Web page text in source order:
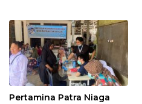
Pertamina Patra Niaga